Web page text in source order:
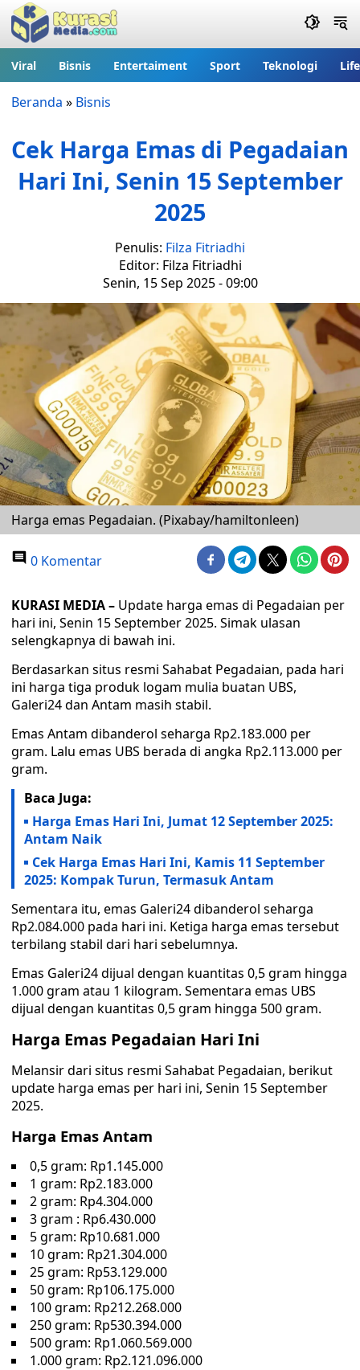
Viral Bisnis Entertaiment Sport Teknologi
Beranda » Bisnis
Cek Harga Emas di Pegadaian
Hari Ini, Senin 15 September
2025
Penulis: Filza Fitriadhi
Editor: Filza Fitriadhi
Senin, 15 Sep 2025 - 09:00
Harga emas Pegadaian. (Pixabay/hamiltonleen)
0 Komentar
KURASI MEDIA – Update harga emas di Pegadaian per
hari ini, Senin 15 September 2025. Simak ulasan
selengkapnya di bawah ini.
Berdasarkan situs resmi Sahabat Pegadaian, pada hari
ini harga tiga produk logam mulia buatan UBS,
Galeri24 dan Antam masih stabil.
Emas Antam dibanderol seharga Rp2.183.000 per
gram. Lalu emas UBS berada di angka Rp2.113.000 per
gram.
Baca Juga:
Harga Emas Hari Ini, Jumat 12 September 2025:
Antam Naik
Cek Harga Emas Hari Ini, Kamis 11 September
2025: Kompak Turun, Termasuk Antam
Sementara itu, emas Galeri24 dibanderol seharga
Rp2.084.000 pada hari ini. Ketiga harga emas tersebut
terbilang stabil dari hari sebelumnya.
Emas Galeri24 dijual dengan kuantitas 0,5 gram hingga
1.000 gram atau 1 kilogram. Sementara emas UBS
dijual dengan kuantitas 0,5 gram hingga 500 gram.
Harga Emas Pegadaian Hari Ini
Melansir dari situs resmi Sahabat Pegadaian, berikut
update harga emas per hari ini, Senin 15 September
2025.
Harga Emas Antam
0,5 gram: Rp1.145.000
1 gram: Rp2.183.000
2 gram: Rp4.304.000
3 gram : Rp6.430.000
5 gram: Rp10.681.000
10 gram: Rp21.304.000
25 gram: Rp53.129.000
50 gram: Rp106.175.000
100 gram: Rp212.268.000
250 gram: Rp530.394.000
‎500 gram: Rp1.060.569.000
1.000 gram: Rp2.121.096.000